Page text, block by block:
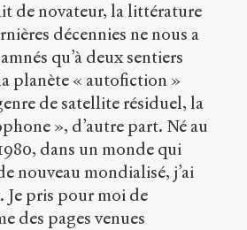
de novateur, la littérature
décennies ne nous a
qu’à deux sentiers
planète « autofiction »
de satellite résiduel, la
», d’autre part. Né au
dans un monde qui
nouveau mondialisé, j’ai
pris pour moi de
des pages venues